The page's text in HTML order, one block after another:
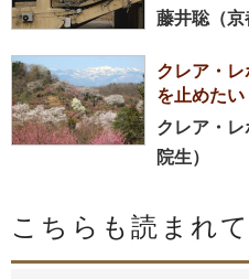
藤井聡（京
クレア・
を止めたい
クレア・
院生）
こちらも読まれ